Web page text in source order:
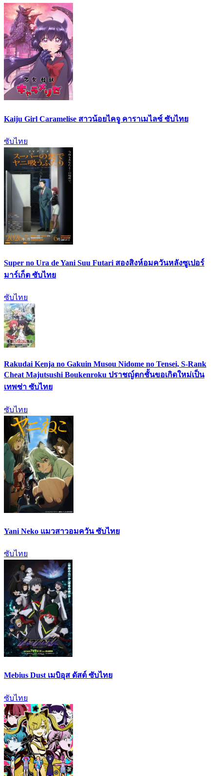
Kaiju Girl Caramelise สาวน้อยไคจู คาราเมไลซ์ ซับไทย
ซับไทย
Super no Ura de Yani Suu Futari สองสิงห์อมควันหลังซูเปอร์
มาร์เก็ต ซับไทย
ซับไทย
Rakudai Kenja no Gakuin Musou Nidome no Tensei, S-Rank
Cheat Majutsushi Boukenroku ปราชญ์ตกชั้นขอเกิดใหม่เป็น
เทพซ่า ซับไทย
ซับไทย
Yani Neko แมวสาวอมควัน ซับไทย
ซับไทย
Mebius Dust เมบิอุส ดัสต์ ซับไทย
ซับไทย